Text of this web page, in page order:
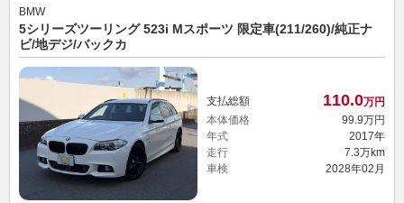
BMW
5シリーズツーリング 523i Mスポーツ 限定車(211/260)/純正ナ
ビ/地デジ/バックカ
支払総額 110.0万円
本体価格
99. 9万円
年式
2017年
走行
7.3万km
車検
2028年02月